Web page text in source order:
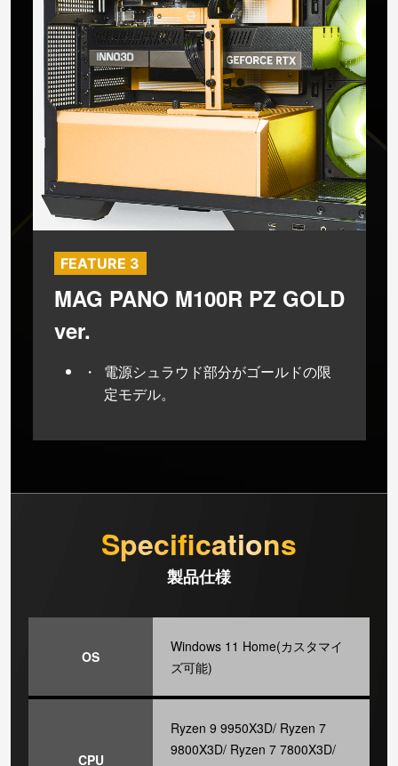
FEATURE 3
MAG PANO M100R PZ GOLD
ver.
電源シュラウド部分がゴールドの限
定モデル。
Specifications
製品仕様
OS
Windows 11 Home(カスタマイ
ズ可能)
CPU
Ryzen 9 9950X3D/ Ryzen 7
9800X3D/ Ryzen 7 7800X3D/